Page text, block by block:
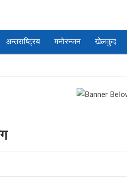
अन्तराष्ट्रिय मनोरन्जन खेलकुद